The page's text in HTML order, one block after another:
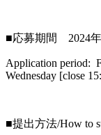
■応募期間 2024年
Application period:
Wednesday [close
■提出方法/How to